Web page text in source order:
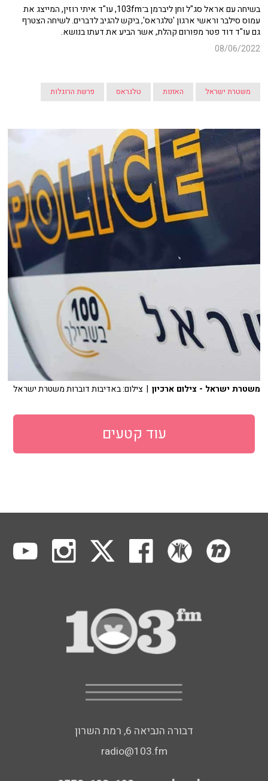
בשיחה עם אראל סג"ל וחן ליברמן ב־103fm, עו"ד איתי רוזין, המייצג את
עמוס סילבר וראשי ארגון 'טלגראס', ביקש להגיב לדברים. לשיחה הצטרף
גם עו"ד דוד פטר מפורום קהלת, אשר הביע את דעתו בנושא.
08/06/2022
משטרת ישראל האזנות טלגראס פרשת הרוגלות
משטרת ישראל - צילום ארכיון | צילום: באדיבות דוברות משטרת ישראל
עוד קטעים
דבורה הנביאה 6, רמת השרון
radio@103.fm